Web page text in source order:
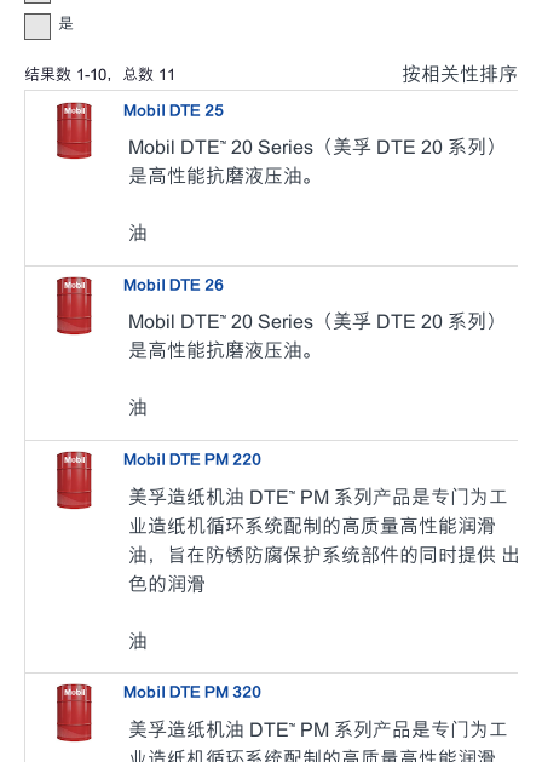
是
结果数 1-10，总数 11 按相关性排序
Mobil DTE 25
Mobil DTE™ 20 Series（美孚 DTE 20 系列）
是高性能抗磨液压油。
油
Mobil DTE 26
Mobil DTE™ 20 Series（美孚 DTE 20 系列）
是高性能抗磨液压油。
油
Mobil DTE PM 220
美孚造纸机油 DTE™ PM 系列产品是专门为工
业造纸机循环系统配制的高质量高性能润滑
油，旨在防锈防腐保护系统部件的同时提供 出
色的润滑
油
Mobil DTE PM 320
美孚造纸机油 DTE™ PM 系列产品是专门为工